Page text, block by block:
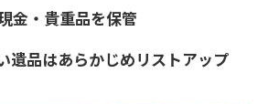
金・貴重品を保管
遺品はあらかじめリストアップ